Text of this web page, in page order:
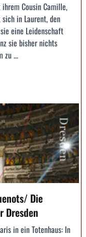
Cousin Camille,
in Laurent, den
eine Leidenschaft
sie bisher nichts
zu ...
Die
Dresden
in ein Totenhaus: In